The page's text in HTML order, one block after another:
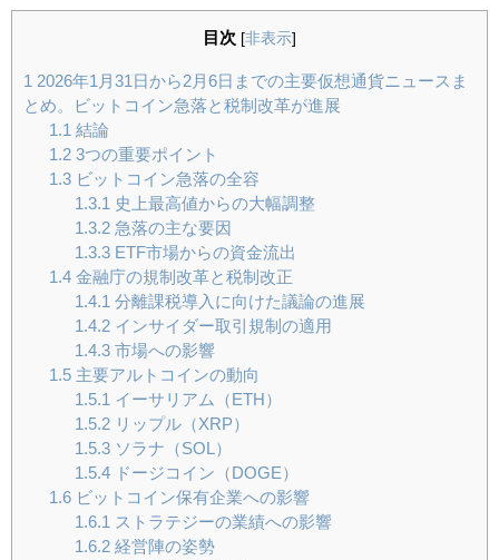
目次 [非表示]
1 2026年1月31日から2月6日までの主要仮想通貨ニュースま
とめ。ビットコイン急落と税制改革が進展
1.1 結論
1.23つの重要ポイント
1.3ビットコイン急落の全容
1.3.1 史上最高値からの大幅調整
1.3.2急落の主な要因
1.3.3ETF市場からの資金流出
1.4金融庁の規制改革と税制改正
1.4.1 分離課税導入に向けた議論の進展
1.4.2インサイダー取引規制の適用
1.4.3市場への影響
1.5主要アルトコインの動向
1.5.1 イーサリアム（ETH）
1.5.2リップル（XRP）
1.5.3ソラナ（SOL）
1.5.4ドージコイン（DOGE）
1.6ビットコイン保有企業への影響
1.6.1 ストラテジーの業績への影響
1.6.2経営陣の姿勢